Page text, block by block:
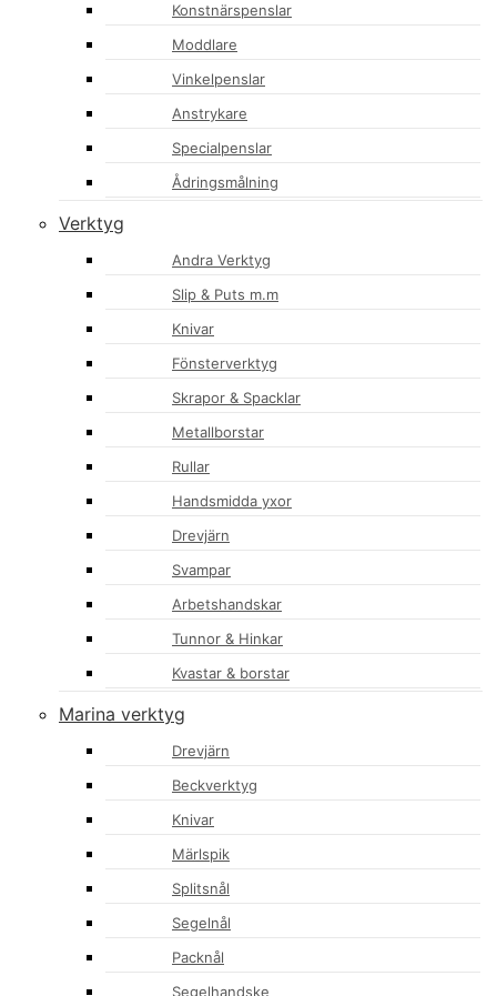
Konstnärspenslar
Moddlare
Vinkelpenslar
Anstrykare
Specialpenslar
Ådringsmålning
Verktyg
Andra Verktyg
Slip & Puts m.m
Knivar
Fönsterverktyg
Skrapor & Spacklar
Metallborstar
Rullar
Handsmidda yxor
Drevjärn
Svampar
Arbetshandskar
Tunnor & Hinkar
Kvastar & borstar
Marina verktyg
Drevjärn
Beckverktyg
Knivar
Märlspik
Splitsnål
Segelnål
Packnål
Segelhandske